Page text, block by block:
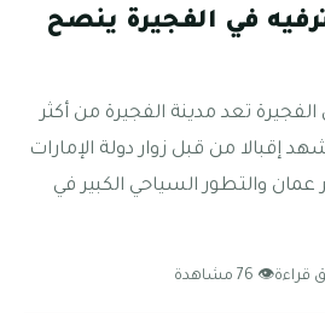
في الفجيرة ينصح
تعد مدينة الفجيرة من أكثر
إقبالا من قبل زوار دولة الإمارات
والتطور السياحي الكبير في
👁 76 مشاهدة